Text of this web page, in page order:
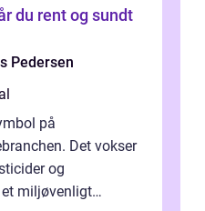
du rent og sundt
Pedersen
på
Det vokser
og
miljøvenligt